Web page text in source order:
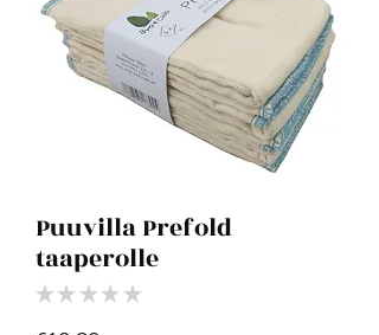
Puuvilla Prefold
taaperolle
★ ★ ★ ★ ★